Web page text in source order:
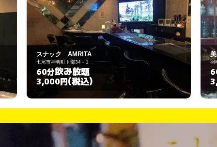
(税込)
羽咋市大川町ヤ７４－７
60分飲み放題
3,000円